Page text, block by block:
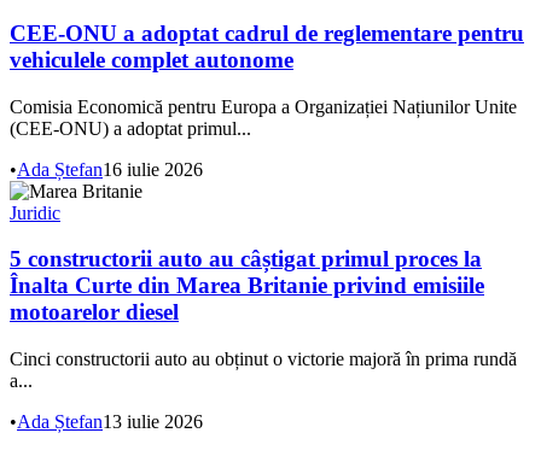
CEE-ONU a adoptat cadrul de reglementare pentru
vehiculele complet autonome
Comisia Economică pentru Europa a Organizației Națiunilor Unite
(CEE-ONU) a adoptat primul...
•Ada Ștefan16 iulie 2026
Juridic
5 constructorii auto au câștigat primul proces la
Înalta Curte din Marea Britanie privind emisiile
motoarelor diesel
Cinci constructorii auto au obținut o victorie majoră în prima rundă
a...
•Ada Ștefan13 iulie 2026